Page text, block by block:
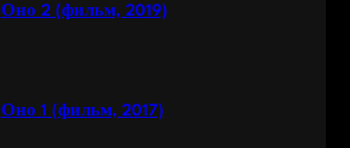
Оно 2 (фильм, 2019)
Оно 1 (фильм, 2017)